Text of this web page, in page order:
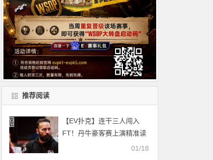
推荐阅读
【EV扑克】连干三人闯入
FT！丹牛豪客赛上演精准读
牌，从“肢体动作”看破大神
01/18